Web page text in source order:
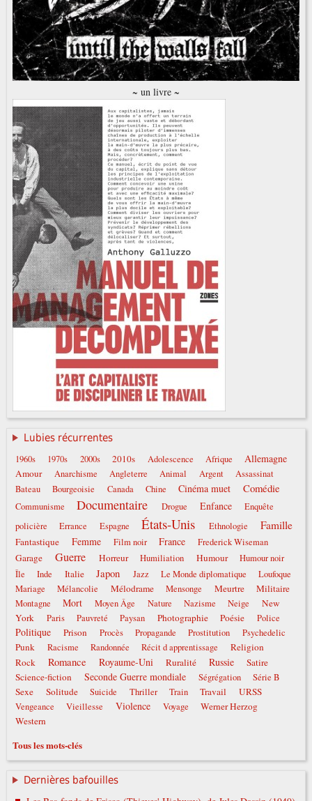
~ un livre ~
Lubies récurrentes
1960s 1970s 2000s 2010s Adolescence Afrique Allemagne
Amour Anarchisme Angleterre Animal Argent
Assassinat
Bateau
Bourgeoisie Canada Chine Cinéma muet Comédie
Communisme Documentaire Drogue Enfance
Enquête
policière
Errance Espagne États-Unis Ethnologie Famille
Fantastique Femme Film noir France Frederick Wiseman
Garage Guerre Horreur Humiliation Humour
Humour noir
Île
Inde Italie Japon Jazz Le Monde diplomatique
Loufoque
Mariage
Mélancolie Mélodrame Mensonge Meurtre Militaire
Montagne Mort Moyen Âge Nature Nazisme Neige
New
York
Paris Pauvreté Paysan Photographie Poésie Police
Politique Prison Procès Propagande Prostitution Psychedelic
Punk Racisme Randonnée Récit d apprentissage
Religion
Rock
Romance Royaume-Uni Ruralité Russie
Satire
Science-fiction
Seconde Guerre mondiale Ségrégation Série B
Sexe Solitude Suicide Thriller Train Travail URSS
Vengeance Vieillesse Violence Voyage
Werner Herzog
Western
Tous les mots-clés
Dernières bafouilles